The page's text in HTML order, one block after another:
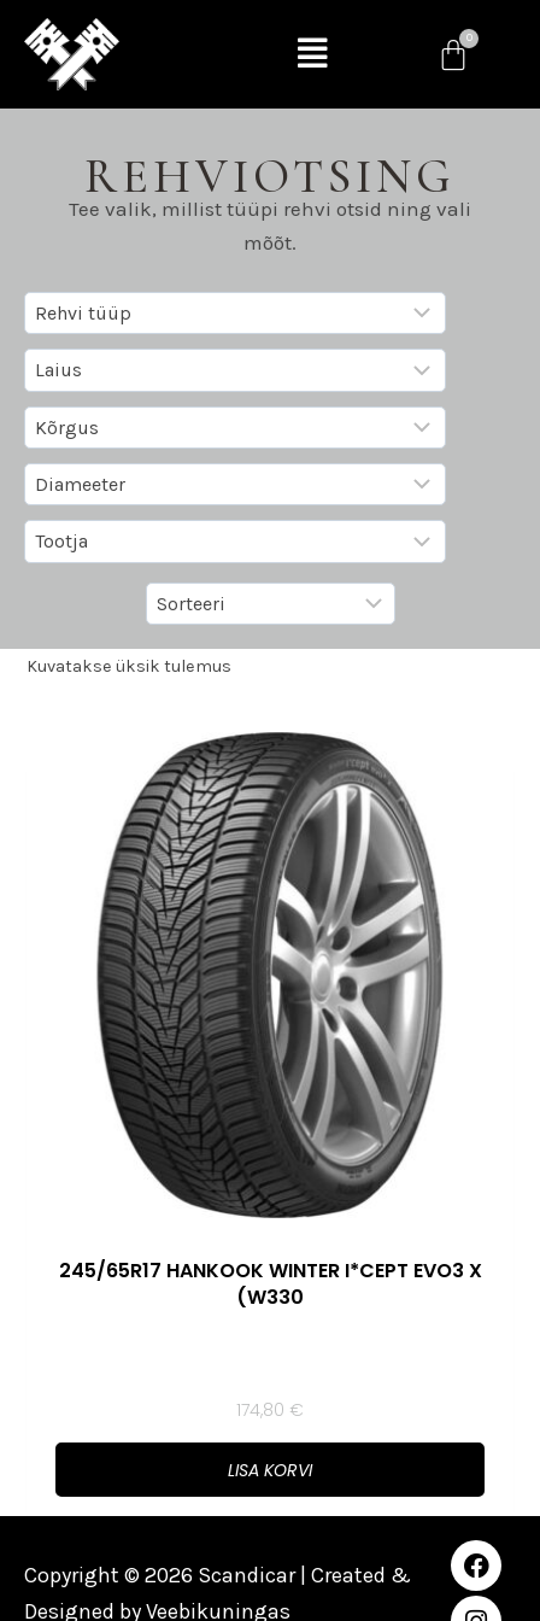
REHVIOTSING
Tee valik, millist tüüpi rehvi otsid ning vali
mõõt.
Kuvatakse üksik tulemus
245/65R17 HANKOOK WINTER I*CEPT EVO3 X
(W330
174,80 €
LISA KORVI
Copyright © 2026 Scandicar | Created &
Designed byVeebikuningas